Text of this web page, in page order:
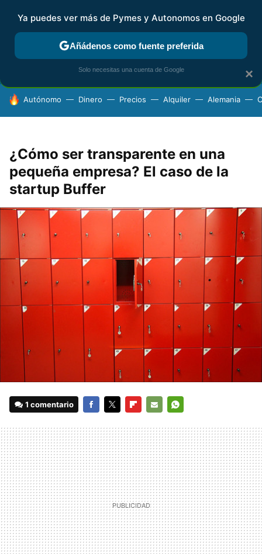
FISCALIDAD Y CONTABILIDAD KIT DIGITAL RENTA
HOY SE HABLA DE
Autónomo Dinero Precios Alquiler Alemania
¿Cómo ser transparente en una
pequeña empresa? El caso de la
startup Buffer
1 comentario
MAIL
×
Ya puedes ver más de Pymes y Autonomos en Google
Añádenos como fuente preferida
Solo necesitas una cuenta de Google